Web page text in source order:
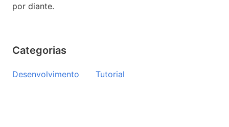
por diante.
Categorias
Desenvolvimento Tutorial